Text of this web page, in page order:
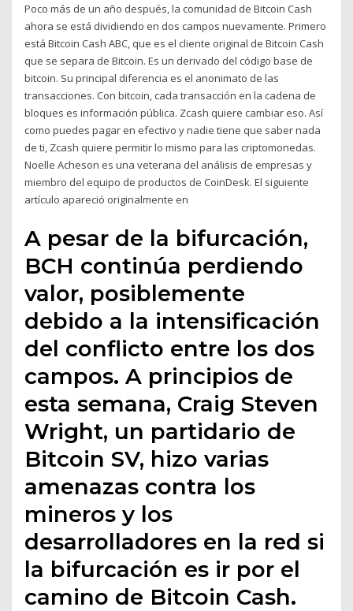
Poco más de un año después, la comunidad de Bitcoin Cash
ahora se está dividiendo en dos campos nuevamente. Primero
está Bitcoin Cash ABC, que es el cliente original de Bitcoin Cash
que se separa de Bitcoin. Es un derivado del código base de
bitcoin. Su principal diferencia es el anonimato de las
transacciones. Con bitcoin, cada transacción en la cadena de
bloques es información pública. Zcash quiere cambiar eso. Así
como puedes pagar en efectivo y nadie tiene que saber nada
de ti, Zcash quiere permitir lo mismo para las criptomonedas.
Noelle Acheson es una veterana del análisis de empresas y
miembro del equipo de productos de CoinDesk. El siguiente
artículo apareció originalmente en
A pesar de la bifurcación,
BCH continúa perdiendo
valor, posiblemente
debido a la intensificación
del conflicto entre los dos
campos. A principios de
esta semana, Craig Steven
Wright, un partidario de
Bitcoin SV, hizo varias
amenazas contra los
mineros y los
desarrolladores en la red si
la bifurcación es ir por el
camino de Bitcoin Cash.